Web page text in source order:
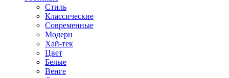
Стиль
Классические
Современные
Модерн
Хай-тек
Цвет
Белые
Венге